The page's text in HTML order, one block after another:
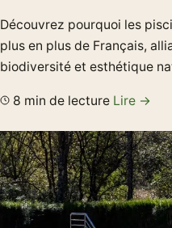
Découvrez pourquoi les
plus en plus de Français,
biodiversité et esthétique
8 min de lecture Lire →